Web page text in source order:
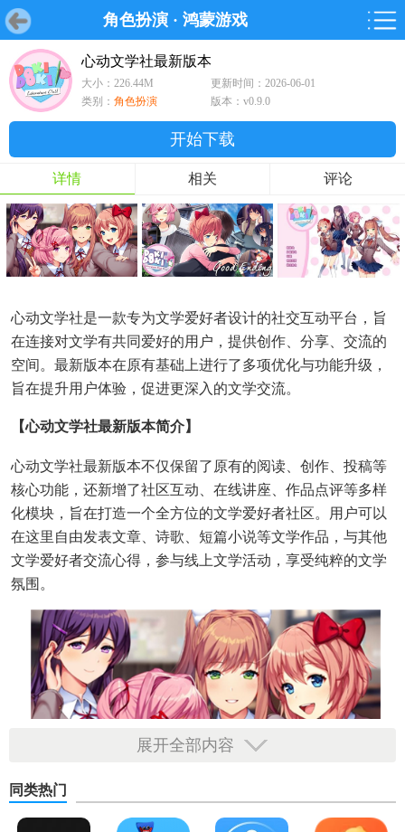
角色扮演 · 鸿蒙游戏
首页 游戏 软件
首页 游戏 软件 鸿蒙
游戏
鸿蒙
软件
专题
心动文学社最新版本
大小：226.44M
更新时间：2026-06-01
类别： 角色扮演 版本：v0.9.0
开始下载
详情 相关 评论
心动文学社是一款专为文学爱好者设计的社交互动平台，旨
在连接对文学有共同爱好的用户，提供创作、分享、交流的
空间。最新版本在原有基础上进行了多项优化与功能升级，
旨在提升用户体验，促进更深入的文学交流。
【心动文学社最新版本简介】
心动文学社最新版本不仅保留了原有的阅读、创作、投稿等
核心功能，还新增了社区互动、在线讲座、作品点评等多样
化模块，旨在打造一个全方位的文学爱好者社区。用户可以
在这里自由发表文章、诗歌、短篇小说等文学作品，与其他
文学爱好者交流心得，参与线上文学活动，享受纯粹的文学
氛围。
展开全部内容
同类热门